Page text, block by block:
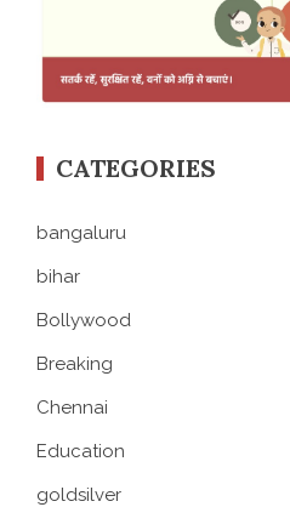
CATEGORIES
bangaluru
bihar
Bollywood
Breaking
Chennai
Education
goldsilver